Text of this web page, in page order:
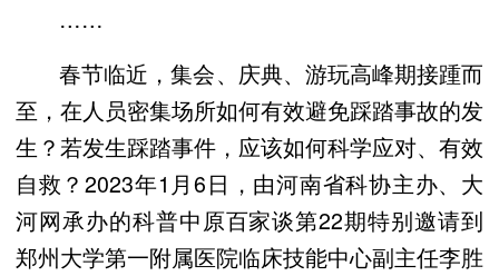
……
春节临近，集会、庆典、游玩高峰期接踵而
至，在人员密集场所如何有效避免踩踏事故的发
生？若发生踩踏事件，应该如何科学应对、有效
自救？2023年1月6日，由河南省科协主办、大
河网承办的科普中原百家谈第22期特别邀请到
郑州大学第一附属医院临床技能中心副主任李胜